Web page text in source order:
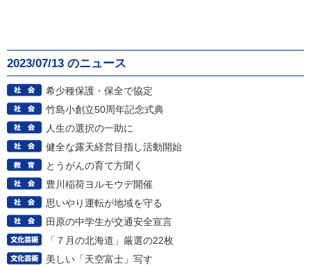
2023/07/13 のニュース
希少種保護・保全で協定
竹島小創立50周年記念式典
人生の選択の一助に
健全な露天経営目指し活動開始
とうがんの育て方聞く
豊川稲荷ヨルモウデ開催
思いやり運転が地域を守る
田原の中学生が交通安全宣言
「７月の北海道」厳選の22枚
美しい「天空富士」写す